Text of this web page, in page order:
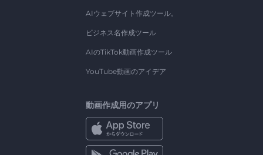
AIウェブサイト作成ツール。
ビジネス名作成ツール
AIのTikTok動画作成ツール
YouTube動画のアイデア
動画作成用のアプリ